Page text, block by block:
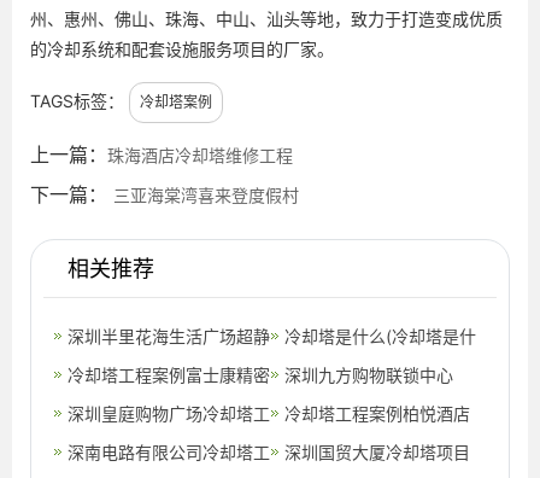
州、惠州、佛山、珠海、中山、汕头等地，致力于打造变成优质
的冷却系统和配套设施服务项目的厂家。
TAGS标签： 冷却塔案例
上一篇： 珠海酒店冷却塔维修工程
下一篇： 三亚海棠湾喜来登度假村
相关推荐
深圳半里花海生活广场超静
音冷却塔降噪项目
冷却塔是什么(冷却塔是什
么东西)
冷却塔工程案例富士康精密
零部件（深圳）有限公司
深圳九方购物联锁中心
深圳皇庭购物广场冷却塔工
程项目
冷却塔工程案例柏悦酒店
深南电路有限公司冷却塔工
深圳国贸大厦冷却塔项目